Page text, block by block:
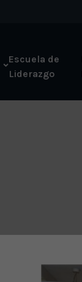
Escuela de
Liderazgo